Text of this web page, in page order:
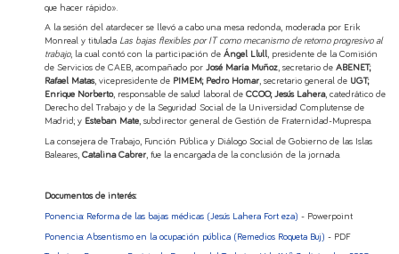
que hacer rápido».
A la sesión del atardecer se llevó a cabo una mesa redonda, moderada por Erik
Monreal y titulada Las bajas flexibles por IT como mecanismo de retorno progresivo al
trabajo, la cual contó con la participación deÁngel Llull, presidente de la Comisión
de Servicios de CAEB, acompañado porJosé María Muñoz, secretario de ABENET;
Rafael Matas, vicepresidente de PIMEM; Pedro Homar, secretario general de UGT;
Enrique Norberto, responsable de salud laboral de CCOO; Jesús Lahera, catedrático de
Derecho del Trabajo y de la Seguridad Social de la Universidad Complutense de
Madrid; y Esteban Mate, subdirector general de Gestión de Fraternidad-Muprespa.
La consejera de Trabajo, Función Pública y Diálogo Social de Gobierno de las Islas
Baleares, Catalina Cabrer, fue la encargada de la conclusión de la jornada.
Documentos de interés:
Ponencia: Reforma de las bajas médicas (Jesús Lahera Fort eza) - Powerpoint
Ponencia: Absentismo en la ocupación pública (Remedios Roqueta Buj) - PDF